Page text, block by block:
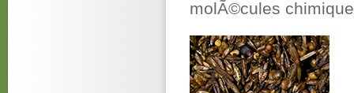
molÃ©cules